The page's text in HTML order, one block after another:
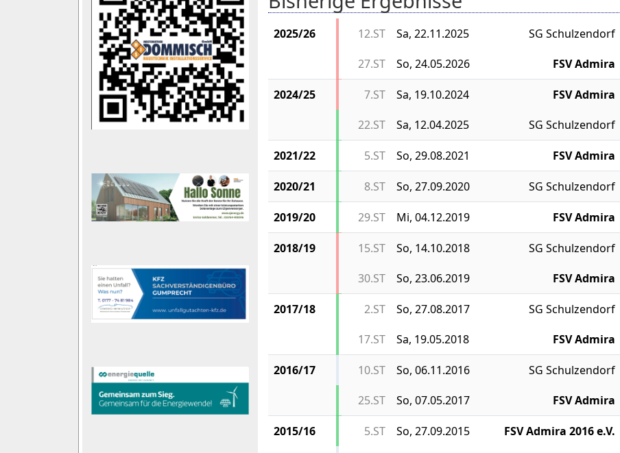
2025/26 12.ST Sa, 22.11.2025 SG Schulzendorf
27.ST
So, 24.05.2026 FSV Admira
2024/25 7.ST Sa, 19.10.2024 FSV Admira
22.ST
Sa, 12.04.2025 SG Schulzendorf
2021/22 5.ST So, 29.08.2021 FSV Admira
2020/21 8.ST So, 27.09.2020 SG Schulzendorf
2019/20 29.ST Mi, 04.12.2019 FSV Admira
2018/19 15.ST So, 14.10.2018 SG Schulzendorf
30.ST
So, 23.06.2019 FSV Admira
2017/18 2.ST So, 27.08.2017 SG Schulzendorf
17.ST
Sa, 19.05.2018 FSV Admira
2016/17 10.ST So, 06.11.2016 SG Schulzendorf
25.ST
So, 07.05.2017 FSV Admira
2015/16 5.ST So, 27.09.2015 FSV Admira 2016 e.V.